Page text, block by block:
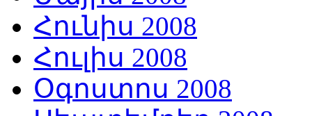
Հունիս 2008
Հուլիս 2008
Օգոստոս 2008